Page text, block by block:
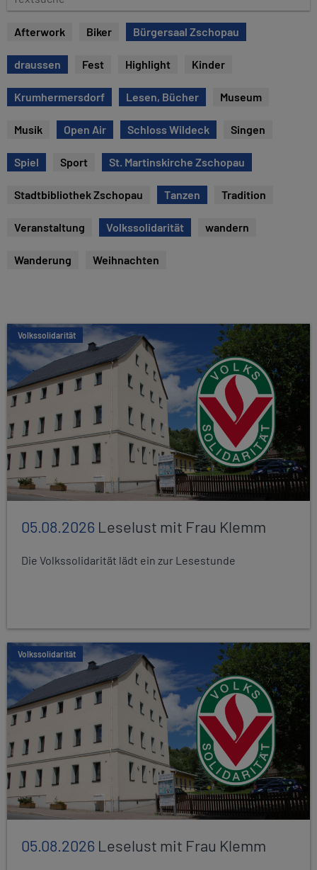
e
s
u
c
Afterwork Biker Bürgersaal Zschopau
draussen Fest Highlight Kinder
Krumhermersdorf Lesen, Bücher Museum
Musik Open Air Schloss Wildeck Singen
Spiel Sport St. Martinskirche Zschopau
Stadtbibliothek Zschopau Tanzen Tradition
Veranstaltung Volkssolidarität wandern
Wanderung Weihnachten
Volkssolidarität
05.08.2026 Leselust mit Frau Klemm
Die Volkssolidarität lädt ein zur Lesestunde
Volkssolidarität
05.08.2026 Leselust mit Frau Klemm